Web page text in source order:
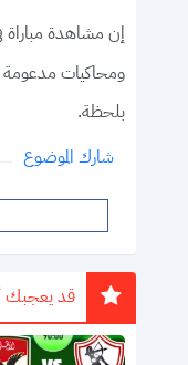
ومحاكيات مدعومة
بلحظة.
شارك الموضوع
قد يعجبك